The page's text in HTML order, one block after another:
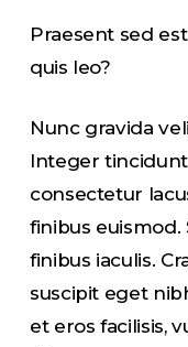
Praesent sed
quis leo?
Nunc gravida
Integer
consectetur
finibus euismod.
finibus iaculis.
suscipit eget
et eros facilisis,